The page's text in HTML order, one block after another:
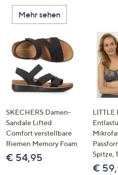
Mehr sehen
SKECHERS Damen-
Sandale Lifted
Comfort verstellbare
Riemen Memory Foam
€ 54,95
LITTLE
Spitze,
€